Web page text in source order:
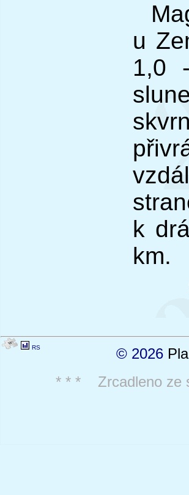
u
1,0
k
km.
RS © 2026
* * * Zrcadleno ze